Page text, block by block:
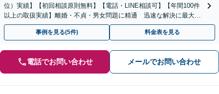
位）実績】【初回相談原則無料】【電話・LINE相談可】【年間100件
以上の取扱実績】離婚・不貞・男女問題に精通 迅速な解決に最大限
尽力します【全国対応可】 【国際離婚取扱経験】
事例を見る(5件) 料金表を見る
電話でお問い合わせ メールでお問い合わせ